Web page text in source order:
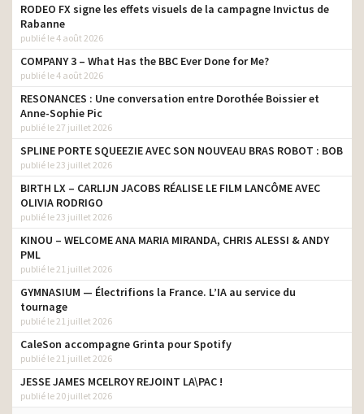
RODEO FX signe les effets visuels de la campagne Invictus de
Rabanne
publié le 4 août 2026
COMPANY 3 – What Has the BBC Ever Done for Me?
publié le 4 août 2026
RESONANCES : Une conversation entre Dorothée Boissier et
Anne-Sophie Pic
publié le 27 juillet 2026
SPLINE PORTE SQUEEZIE AVEC SON NOUVEAU BRAS ROBOT : BOB
publié le 23 juillet 2026
BIRTH LX – CARLIJN JACOBS RÉALISE LE FILM LANCÔME AVEC
OLIVIA RODRIGO
publié le 23 juillet 2026
KINOU – WELCOME ANA MARIA MIRANDA, CHRIS ALESSI & ANDY
PML
publié le 21 juillet 2026
GYMNASIUM — Électrifions la France. L’IA au service du
tournage
publié le 21 juillet 2026
CaleSon accompagne Grinta pour Spotify
publié le 21 juillet 2026
JESSE JAMES MCELROY REJOINT LA\PAC !
publié le 20 juillet 2026